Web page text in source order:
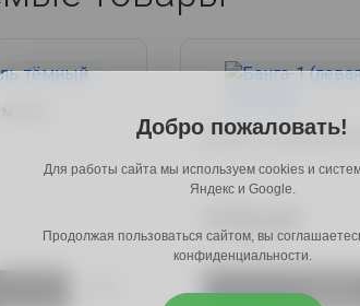
Банга-1 (левая)
4710 руб.
Добро пожаловать!
Для работы сайта мы используем cookies и
Яндекс и Google.
Продолжая пользоваться сайтом, вы
конфиденциальности.